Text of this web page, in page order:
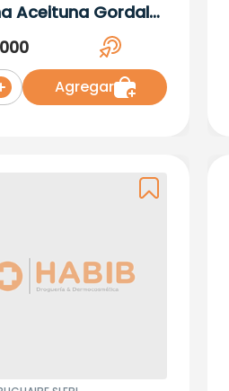
Aceituna Gordal
(Sabor
X 870-400Gr
000
Agregar